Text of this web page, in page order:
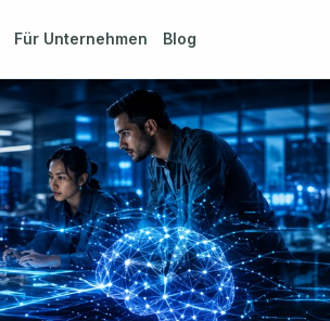
Für Unternehmen Blog